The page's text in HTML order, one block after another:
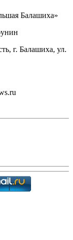
Балашиха»
г. Балашиха, ул.